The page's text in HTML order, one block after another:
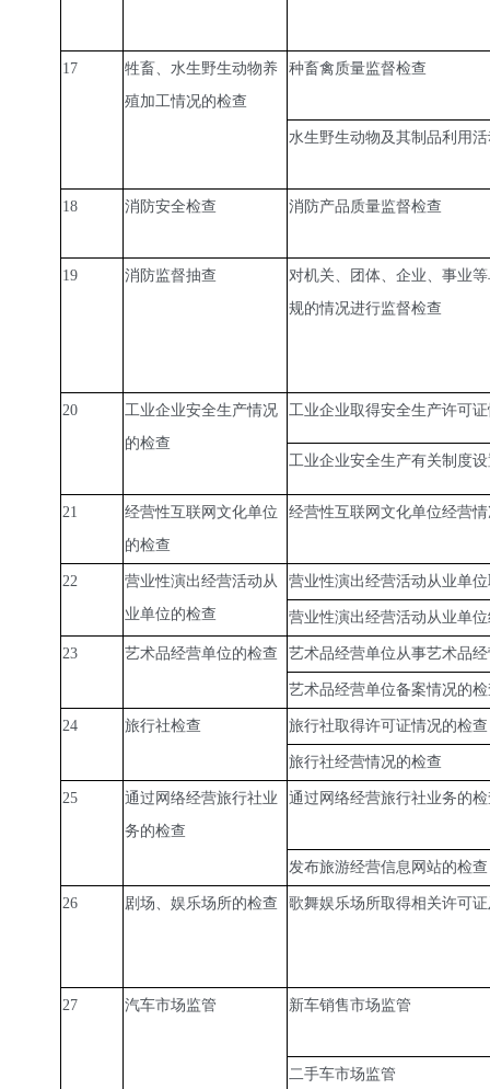
17
牲畜、水生野生动物养
殖加工情况的检查
种畜禽质量监督检查
水生野生动物及其制品利用
18 消防安全检查 消防产品质量监督检查
19 消防监督抽查
对机关、团体、企业、事业
规的情况进行监督检查
20
工业企业安全生产情况
的检查
工业企业取得安全生产许可
工业企业安全生产有关制度
21
经营性互联网文化单位
的检查
经营性互联网文化单位经营
22
营业性演出经营活动从
业单位的检查
营业性演出经营活动从业单
营业性演出经营活动从业单
23 艺术品经营单位的检查 艺术品经营单位从事艺术品
艺术品经营单位备案情况的
24 旅行社检查 旅行社取得许可证情况的检查
旅行社经营情况的检查
25
通过网络经营旅行社业
务的检查
通过网络经营旅行社业务的
发布旅游经营信息网站的检查
26 剧场、娱乐场所的检查 歌舞娱乐场所取得相关许可
27 汽车市场监管 新车销售市场监管
二手车市场监管